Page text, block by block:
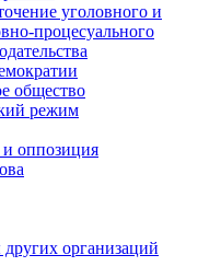
уголовного и
процесуального
общество
режим
оппозиция
организаций